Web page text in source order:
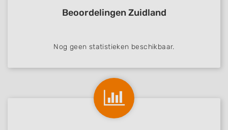
Beoordelingen Zuidland
Nog geen statistieken beschikbaar.